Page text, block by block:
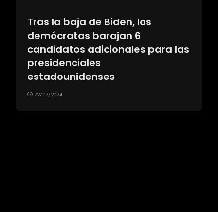
Tras la baja de Biden, los
demócratas barajan 6
candidatos adicionales para las
presidenciales
estadounidenses
22/07/2024